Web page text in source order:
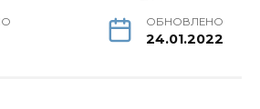
ОБНОВЛЕНО
24.01.2022